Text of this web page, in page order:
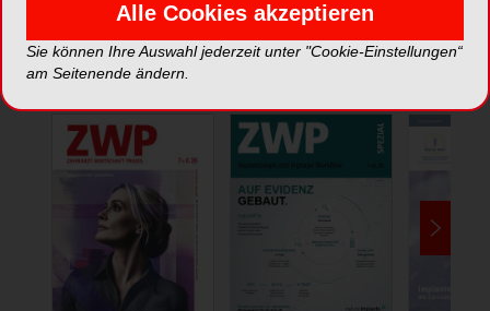
ePaper
Alle Cookies akzeptieren
Sie können Ihre Auswahl jederzeit unter "Cookie-Einstellungen“
am Seitenende ändern.